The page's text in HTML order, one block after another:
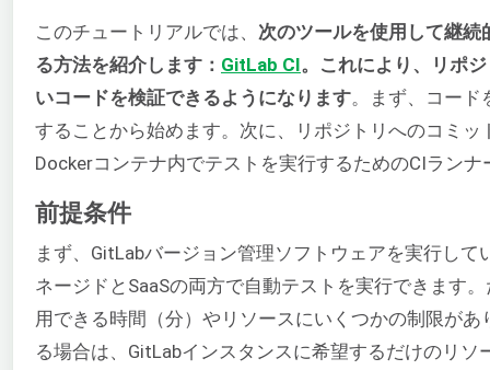
このチュートリアルでは、 次のツールを使用して継
る方法を紹介します： GitLab CI。これにより、リポ
いコードを検証できるようになります。まず、コード
することから始めます。次に、リポジトリへのコミ
Dockerコンテナ内でテストを実行するためのCIラン
前提条件
まず、GitLabバージョン管理ソフトウェアを実行し
ネージドとSaaSの両方で自動テストを実行できます
用できる時間（分）やリソースにいくつかの制限が
る場合は、GitLabインスタンスに希望するだけのリ